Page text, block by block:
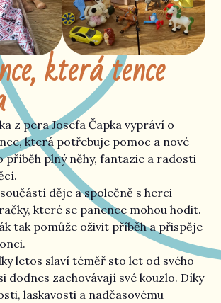
která tence
z pera Josefa Čapka vypráví o
která potřebuje pomoc a nové
příběh plný něhy, fantazie a radosti
děje a společně s herci
které se panence mohou hodit.
tak pomůže oživit příběh a přispěje
letos slaví téměř sto let od svého
dodnes zachovávají své kouzlo. Díky
laskavosti a nadčasovému